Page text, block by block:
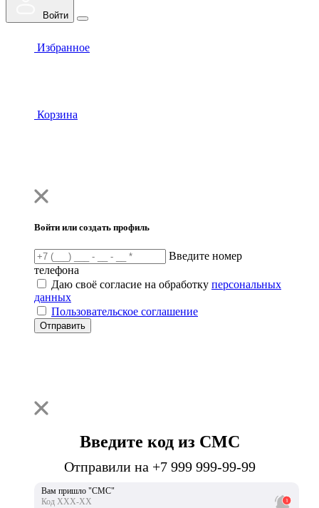
Войти
Избранное
Корзина
Войти или создать профиль
Введите номер
телефона
Даю своё согласие на обработку персональных
данных
Пользовательское соглашение
Отправить
Введите код из СМС
Отправили на +7 999 999-99-99
Вам пришло "СМС"
Код ХХХ-ХХ